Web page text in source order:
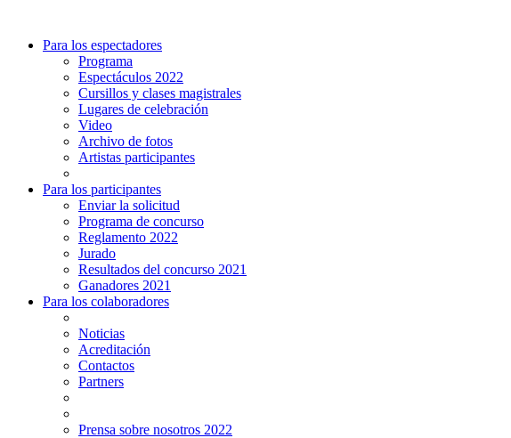
Para los espectadores
Programa
Espectáculos 2022
Cursillos y clases magistrales
Lugares de celebración
Video
Archivo de fotos
Artistas participantes
Para los participantes
Enviar la solicitud
Programa de concurso
Reglamento 2022
Jurado
Resultados del concurso 2021
Ganadores 2021
Para los colaboradores
Noticias
Acreditación
Contactos
Partners
Prensa sobre nosotros 2022